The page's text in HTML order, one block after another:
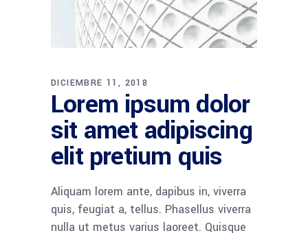
DICIEMBRE 11, 2018
Lorem ipsum dolor
sit amet adipiscing
elit pretium quis
Aliquam lorem ante, dapibus in, viverra
quis, feugiat a, tellus. Phasellus viverra
nulla ut metus varius laoreet. Quisque